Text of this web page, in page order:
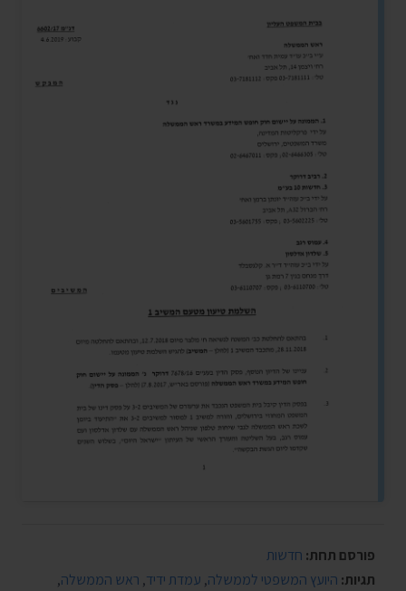
פורסם תחת: חדשות
תגיות: היועץ המשפטי לממשלה, עמדת ידיד, ראש הממשלה,